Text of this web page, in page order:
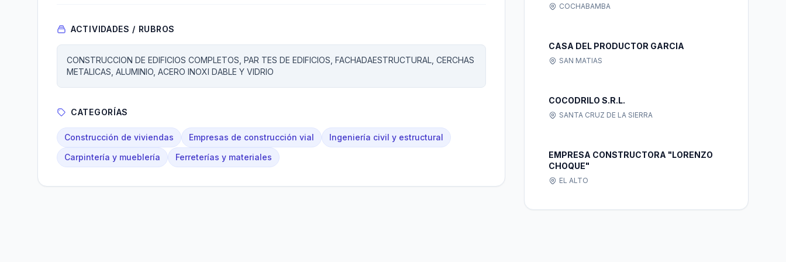
ACTIVIDADES / RUBROS
CONSTRUCCION DE EDIFICIOS COMPLETOS, PAR TES DE EDIFICIOS, FACHADAESTRUCTURAL, CERCHAS
METALICAS, ALUMINIO, ACERO INOXI DABLE Y VIDRIO
CATEGORÍAS
Construcción de viviendas Empresas de construcción vial
Ingeniería civil y estructural
Carpintería y mueblería
Ferreterías y materiales
COCHABAMBA
CASA DEL PRODUCTOR GARCIA
SAN MATIAS
COCODRILO S.R.L.
SANTA CRUZ DE LA SIERRA
EMPRESA CONSTRUCTORA "LORENZO
CHOQUE"
EL ALTO